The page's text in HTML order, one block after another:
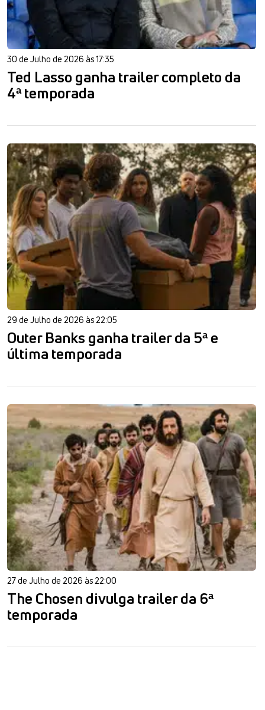
30 de Julho de 2026 às 17:35
Ted Lasso ganha trailer completo da
4ª temporada
29 de Julho de 2026 às 22:05
Outer Banks ganha trailer da 5ª e
última temporada
27 de Julho de 2026 às 22:00
The Chosen divulga trailer da 6ª
temporada